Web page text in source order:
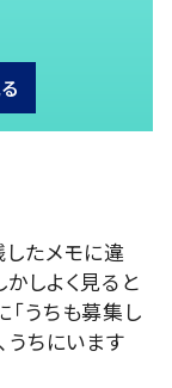
したメモに違
しよく見ると
うちも募集し
うちにいます